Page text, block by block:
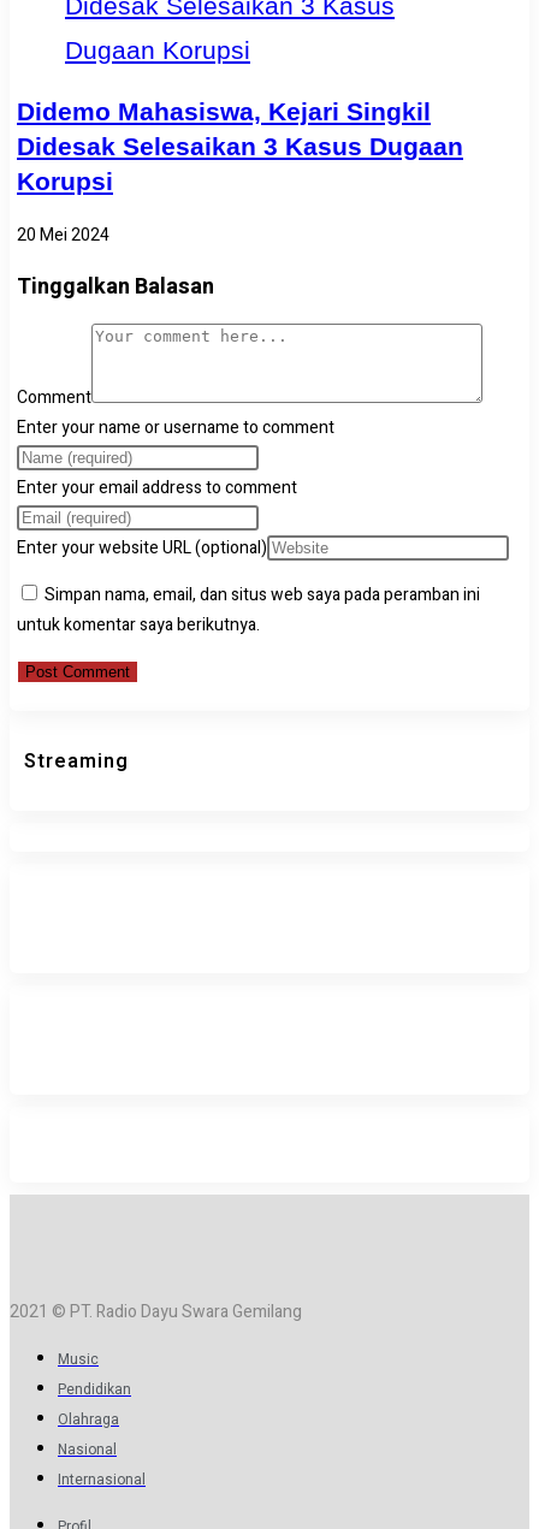
Didemo Mahasiswa, Kejari Singkil
Didesak Selesaikan 3 Kasus Dugaan
Korupsi
20 Mei 2024
Tinggalkan Balasan
Comment
Enter your name or username to comment
Enter your email address to comment
Enter your website URL (optional)
Simpan nama, email, dan situs web saya pada peramban ini
untuk komentar saya berikutnya.
Streaming
2021 © PT. Radio Dayu Swara Gemilang
Music
Pendidikan
Olahraga
Nasional
Internasional